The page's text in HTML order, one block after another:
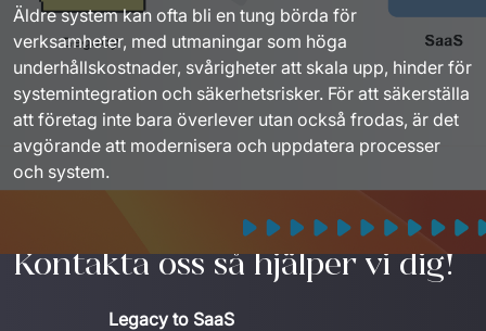
Äldre system kan ofta bli en tung börda för
verksamheter, med utmaningar som höga
underhållskostnader, svårigheter att skala upp, hinder för
systemintegration och säkerhetsrisker. För att säkerställa
att företag inte bara överlever utan också frodas, är det
avgörande att modernisera och uppdatera processer
och system.
Kontakta oss så hjälper vi dig!
Legacy to SaaS